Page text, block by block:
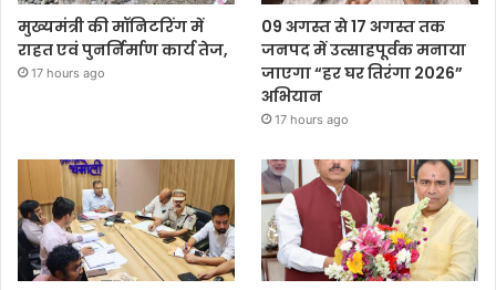
मुख्यमंत्री की मॉनिटरिंग में
राहत एवं पुनर्निर्माण कार्य तेज,
17 hours ago
09 अगस्त से 17 अगस्त तक
जनपद में उत्साहपूर्वक मनाया
जाएगा “हर घर तिरंगा 2026”
अभियान
17 hours ago